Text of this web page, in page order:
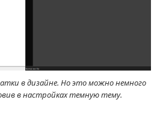
в дизайне. Но это можно немного
в настройках темную тему.